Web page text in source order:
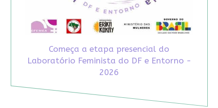
Começa a etapa presencial do
Laboratório Feminista do DF e Entorno -
2026